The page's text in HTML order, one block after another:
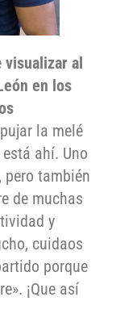
visualizar al
en los
la melé
ahí. Uno
pero también
de muchas
y
cuidaos
porque
¡Que así